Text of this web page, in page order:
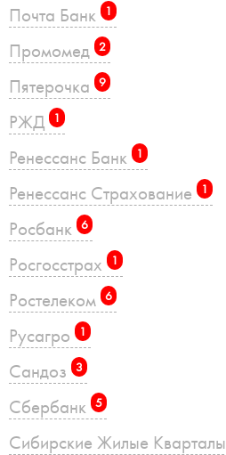
Почта Банк 1
Промомед 2
Пятерочка 9
РЖД 1
Ренессанс Банк 1
Ренессанс Страхование 1
Росбанк 6
Росгосстрах 1
Ростелеком 6
Русагро 1
Сандоз 3
Сбербанк 5
Сибирские Жилые Кварталы